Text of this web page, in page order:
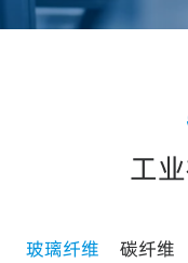
工业
玻璃纤维 碳纤维